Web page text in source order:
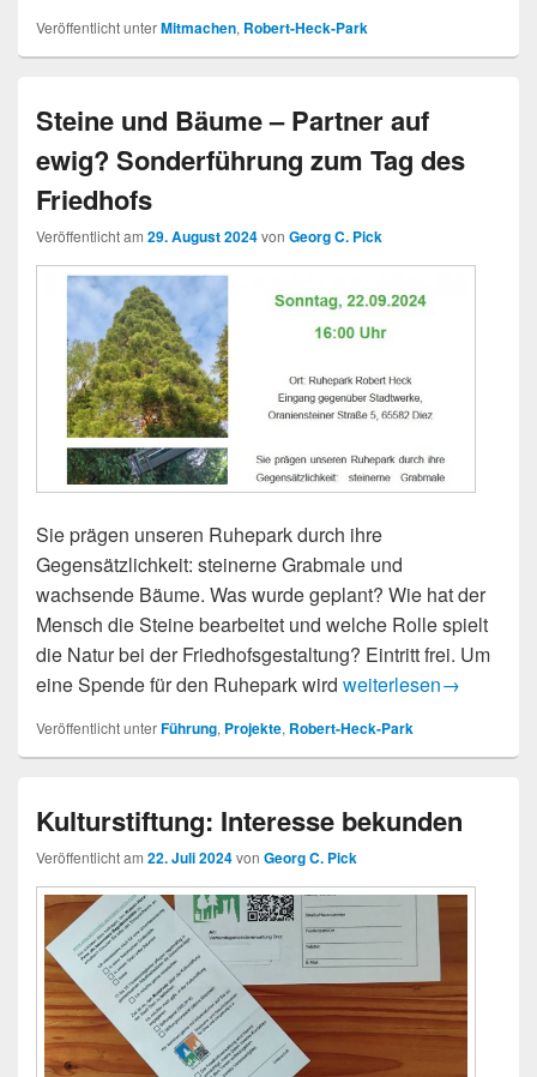
Veröffentlicht unterMitmachen, Robert-Heck-Park
Steine und Bäume – Partner auf
ewig? Sonderführung zum Tag des
Friedhofs
Veröffentlicht am 29. August 2024von Georg C. Pick
Sie prägen unseren Ruhepark durch ihre
Gegensätzlichkeit: steinerne Grabmale und
wachsende Bäume. Was wurde geplant? Wie hat der
Mensch die Steine bearbeitet und welche Rolle spielt
die Natur bei der Friedhofsgestaltung? Eintritt frei. Um
eine Spende für den Ruhepark wird Steine und Bäume –
weiterlesen→
Veröffentlicht unterFührung, Projekte, Robert-Heck-Park
Kulturstiftung: Interesse bekunden
Veröffentlicht am 22. Juli 2024von Georg C. Pick